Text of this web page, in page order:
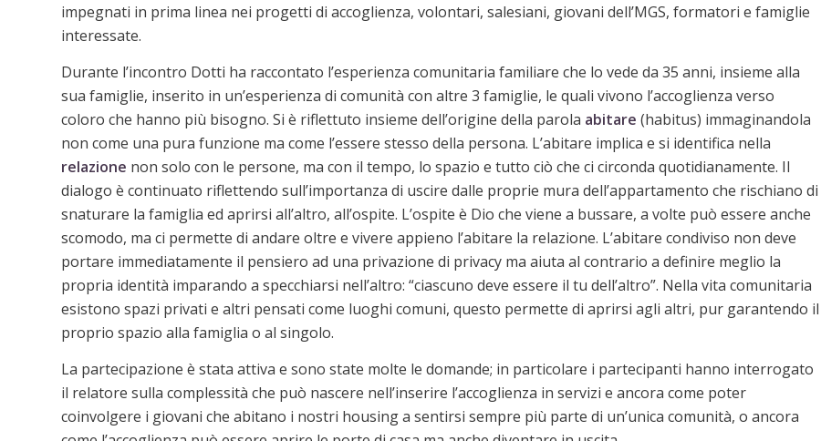
impegnati in prima linea nei progetti di accoglienza, volontari, salesiani, giovani dell’MGS, formatori e famiglie
interessate.
Durante l’incontro Dotti ha raccontato l’esperienza comunitaria familiare che lo vede da 35 anni, insieme alla
sua famiglie, inserito in un’esperienza di comunità con altre 3 famiglie, le quali vivono l’accoglienza verso
coloro che hanno più bisogno. Si è riflettuto insieme dell’origine della parola abitare (habitus) immaginandola
non come una pura funzione ma come l’essere stesso della persona. L’abitare implica e si identifica nella
relazione non solo con le persone, ma con il tempo, lo spazio e tutto ciò che ci circonda quotidianamente. Il
dialogo è continuato riflettendo sull’importanza di uscire dalle proprie mura dell’appartamento che rischiano di
snaturare la famiglia ed aprirsi all’altro, all’ospite. L’ospite è Dio che viene a bussare, a volte può essere anche
scomodo, ma ci permette di andare oltre e vivere appieno l’abitare la relazione. L’abitare condiviso non deve
portare immediatamente il pensiero ad una privazione di privacy ma aiuta al contrario a definire meglio la
propria identità imparando a specchiarsi nell’altro: “ciascuno deve essere il tu dell’altro”. Nella vita comunitaria
esistono spazi privati e altri pensati come luoghi comuni, questo permette di aprirsi agli altri, pur garantendo il
proprio spazio alla famiglia o al singolo.
La partecipazione è stata attiva e sono state molte le domande; in particolare i partecipanti hanno interrogato
il relatore sulla complessità che può nascere nell’inserire l’accoglienza in servizi e ancora come poter
coinvolgere i giovani che abitano i nostri housing a sentirsi sempre più parte di un’unica comunità, o ancora